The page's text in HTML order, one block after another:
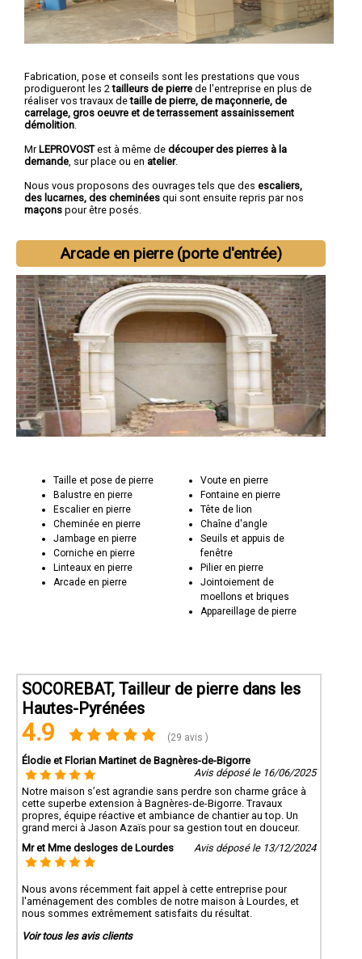
Fabrication, pose et conseils sont les prestations que vous
prodigueront les 2tailleurs de pierre de l'entreprise en plus de
réaliser vos travaux detaille de pierre, de maçonnerie, de
carrelage, gros oeuvre et de terrassement assainissement
démolition.
Mr LEPROVOSTest à même de découper des pierres à la
demande, sur place ou en atelier.
Nous vous proposons des ouvrages tels que des escaliers,
des lucarnes, des cheminées qui sont ensuite repris par nos
maçons pour être posés.
Arcade en pierre (porte d'entrée)
Taille et pose de pierre
Balustre en pierre
Escalier en pierre
Cheminée en pierre
Jambage en pierre
Corniche en pierre
Linteaux en pierre
Arcade en pierre
Voute en pierre
Fontaine en pierre
Tête de lion
Chaîne d'angle
Seuils et appuis de
fenêtre
Pilier en pierre
Jointoiement de
moellons et briques
Appareillage de pierre
SOCOREBAT, Tailleur de pierre dans les
Hautes-Pyrénées
4.9 (29 avis )
Élodie et Florian Martinet de Bagnères-de-Bigorre
Avis déposé le 16/06/2025
Notre maison s’est agrandie sans perdre son charme grâce à
cette superbe extension à Bagnères-de-Bigorre. Travaux
propres, équipe réactive et ambiance de chantier au top. Un
grand merci à Jason Azaïs pour sa gestion tout en douceur.
Mr et Mme desloges de Lourdes
Avis déposé le 13/12/2024
Nous avons récemment fait appel à cette entreprise pour
l'aménagement des combles de notre maison à Lourdes, et
nous sommes extrêmement satisfaits du résultat.
Voir tous les avis clients